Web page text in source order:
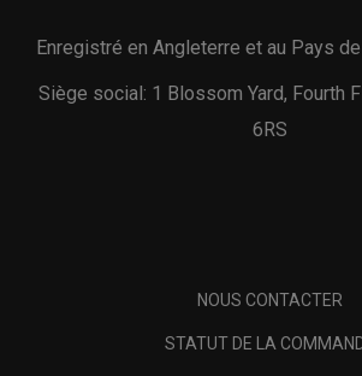
Enregistré en Angleterre et au Pays
Siège social: 1 Blossom Yard, Fourth
6RS
NOUS CONTACTER
STATUT DE LA